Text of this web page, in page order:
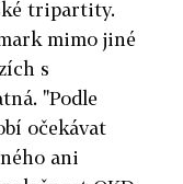
tripartity.
mimo jiné
s
"Podle
očekávat
ani